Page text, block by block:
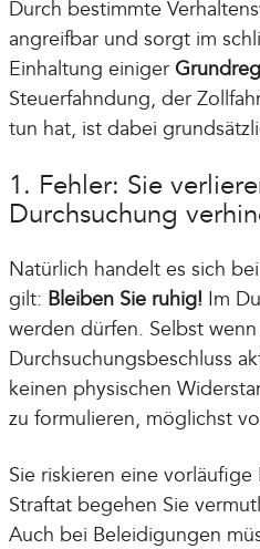
Durch bestimmte
angreifbar und sorgt im
Einhaltung einiger
Steuerfahndung, der
tun hat, ist dabei
1. Fehler: Sie
Durchsuchung
Natürlich handelt es sich
gilt: Bleiben Sie ruhig! Im
werden dürfen. Selbst
Durchsuchungsbeschluss
keinen physischen
zu formulieren, möglichst
Sie riskieren eine
Straftat begehen Sie
Auch bei Beleidigungen